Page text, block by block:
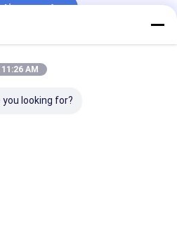
le reniflard
du transformateur
11:26 AM
looking for?